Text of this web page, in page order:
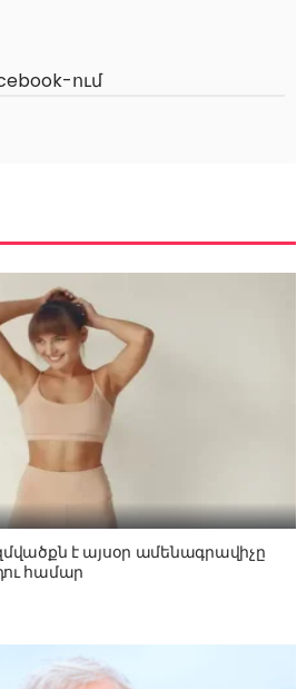
ում
է այսօր ամենագրավիչը
համար